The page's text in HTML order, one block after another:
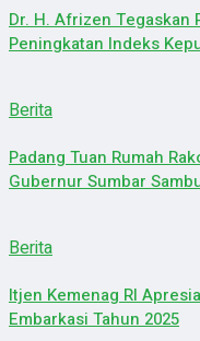
Dr. H. Afrizen
Peningkatan Indeks
Berita
Padang Tuan Rumah
Gubernur Sumbar
Berita
Itjen Kemenag RI
Embarkasi Tahun 2025